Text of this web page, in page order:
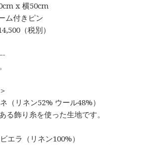
x 横50cm
ム付きピン
（税別）
（リネン52% ウール48%）
る飾り糸を使った生地です。
エラ（リネン100%）